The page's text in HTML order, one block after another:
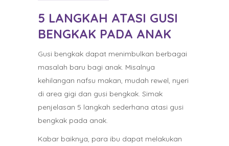
5 LANGKAH ATASI GUSI
BENGKAK PADA ANAK
Gusi bengkak dapat menimbulkan berbagai
masalah baru bagi anak. Misalnya
kehilangan nafsu makan, mudah rewel, nyeri
di area gigi dan gusi bengkak. Simak
penjelasan 5 langkah sederhana atasi gusi
bengkak pada anak.
Kabar baiknya, para ibu dapat melakukan